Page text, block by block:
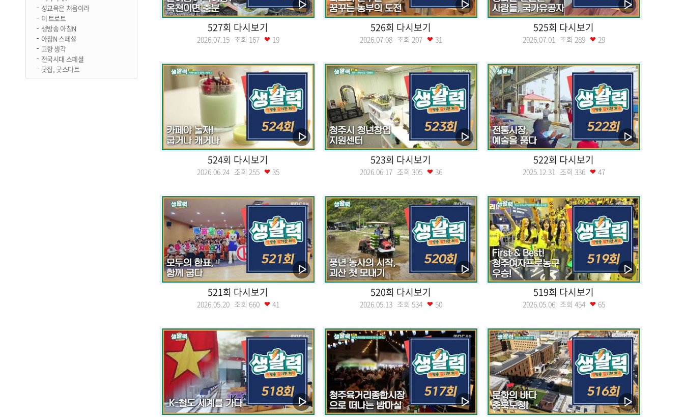
성교육은 처음이라
더 트로트
생방송 아침N
아침N 스페셜
고향 생각
전국시대 스페셜
굿잡, 굿스타트
527회 다시보기
2026.07.15 조회 167 19
526회 다시보기
2026.07.08 조회 207 31
525회 다시보기
2026.07.01 조회 289 29
524회 다시보기
2026.06.24 조회 255 35
523회 다시보기
2026.06.17 조회 305 36
522회 다시보기
2025.12.31 조회 336 47
521회 다시보기
2026.05.20 조회 660 41
520회 다시보기
2026.05.13 조회 534 50
519회 다시보기
2026.05.06 조회 454 65